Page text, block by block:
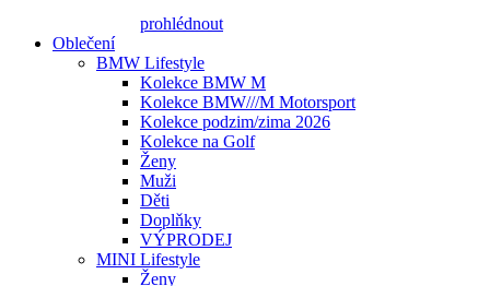
prohlédnout
Oblečení
BMW Lifestyle
Kolekce BMW M
Kolekce BMW///M Motorsport
Kolekce podzim/zima 2026
Kolekce na Golf
Ženy
Muži
Děti
Doplňky
VÝPRODEJ
MINI Lifestyle
Ženy